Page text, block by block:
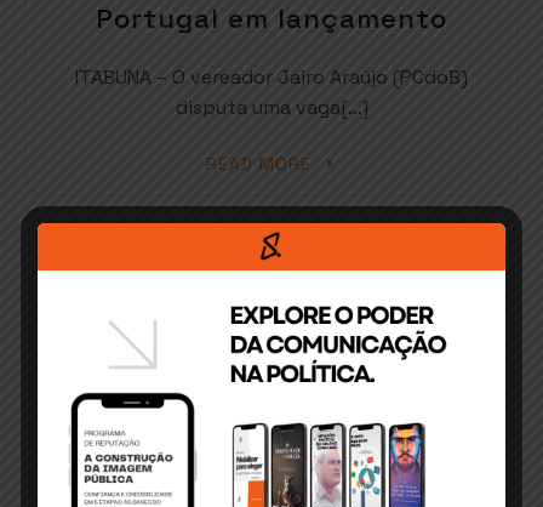
Portugal em lançamento
ITABUNA – O vereador Jairo Araújo (PCdoB)
disputa uma vaga[…]
READ MORE
MAIO 4, 2018
Itabuna: MLT promove debate
sobre as eleições 2018
Trabalhadores do Movimento de Luta pela Terra
(MLT) realizarão neste[…]
READ MORE